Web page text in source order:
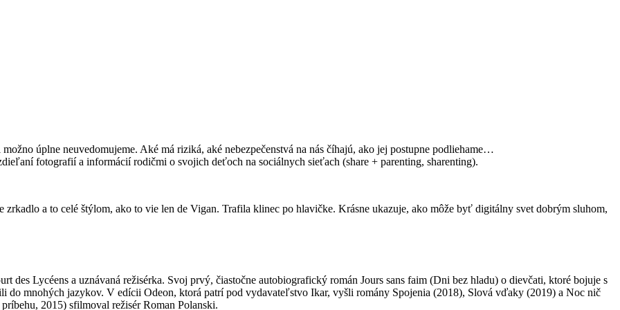
úplne neuvedomujeme. Aké má riziká, aké nebezpečenstvá na nás číhajú, ako jej postupne podliehame…
fotografií a informácií rodičmi o svojich deťoch na sociálnych sieťach (share + parenting, sharenting).
a to celé štýlom, ako to vie len de Vigan. Trafila klinec po hlavičke. Krásne ukazuje, ako môže byť digitálny svet dobrým sluhom,
des Lycéens a uznávaná režisérka. Svoj prvý, čiastočne autobiografický román Jours sans faim (Dni bez hladu) o dievčati, ktoré bojuje s
do mnohých jazykov. V edícii Odeon, ktorá patrí pod vydavateľstvo Ikar, vyšli romány Spojenia (2018), Slová vďaky (2019) a Noc nič
2015) sfilmoval režisér Roman Polanski.